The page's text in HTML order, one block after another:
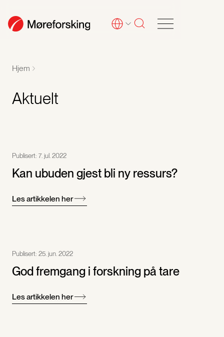
Hjem
Aktuelt
Publisert: 7. jul. 2022
Kan ubuden gjest bli ny ressurs?
Les artikkelen her
Publisert: 25. jun. 2022
God fremgang i forskning på tare
Les artikkelen her